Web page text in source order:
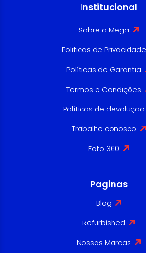
Institucional
Sobre a Mega
Politicas de Privacidade
Políticas de Garantia
Termos e Condições
Políticas de devolução
Trabalhe conosco
Foto 360
Paginas
Blog
Refurbished
Nossas Marcas